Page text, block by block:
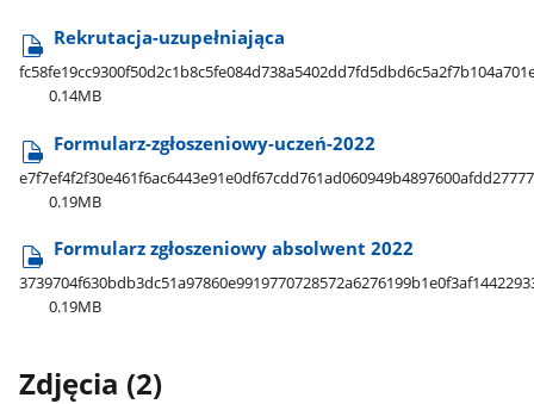
Rekrutacja-uzupełniająca
0.14MB
Formularz-zgłoszeniowy-uczeń-2022
0.19MB
Formularz zgłoszeniowy absolwent 2022
0.19MB
Zdjęcia (2)